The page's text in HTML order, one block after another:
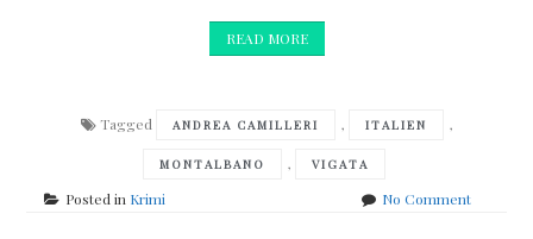
READ MORE
Tagged ANDREA CAMILLERI , ITALIEN ,
MONTALBANO , VIGATA
Posted in Krimi No Commenton